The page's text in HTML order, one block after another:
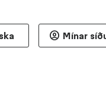
Mínar